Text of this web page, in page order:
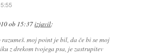
ob 15:37izjavil:
moj point je bil, da če bi se moj
z drekom tvojega psa, je zastrupitev